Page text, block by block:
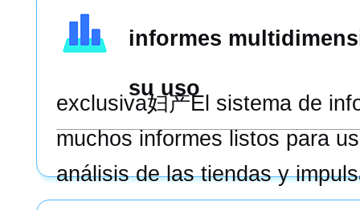
informes
su uso
exclusiva妇产El sistema de
muchos informes listos para
análisis de las tiendas y